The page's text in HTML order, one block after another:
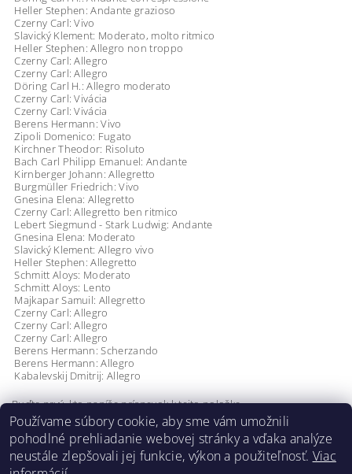
Heller Stephen: Andante grazioso
Czerny Carl: Vivo
Slavický Klement: Moderato, molto ritmico
Heller Stephen: Allegro non troppo
Czerny Carl: Allegro
Czerny Carl: Allegro
Döring Carl H.: Allegro moderato
Czerny Carl: Vivácia
Czerny Carl: Vivácia
Berens Hermann: Vivo
Zipoli Domenico: Fugato
Kirchner Theodor: Risoluto
Bach Carl Philipp Emanuel: Andante
Kirnberger Johann: Allegretto
Burgmüller Friedrich: Vivo
Gnesina Elena: Allegretto
Czerny Carl: Allegretto ben ritmico
Lebert Siegmund - Stark Ludwig: Andante
Gnesina Elena: Moderato
Slavický Klement: Allegro vivo
Heller Stephen: Allegretto
Schmitt Aloys: Moderato
Schmitt Aloys: Lento
Majkapar Samuil: Allegretto
Czerny Carl: Allegro
Czerny Carl: Allegro
Czerny Carl: Allegro
Berens Hermann: Scherzando
Berens Hermann: Allegro
Kabalevskij Dmitrij: Allegro
Buďte prvý, kto napíše príspevok k tejto položke.
Pridať komentár
Používame súbory cookie, aby sme vám umožnili
pohodlné prehliadanie webovej stránky a vďaka analýze
neustále zlepšovali jej funkcie, výkon a použiteľnosť. Viac